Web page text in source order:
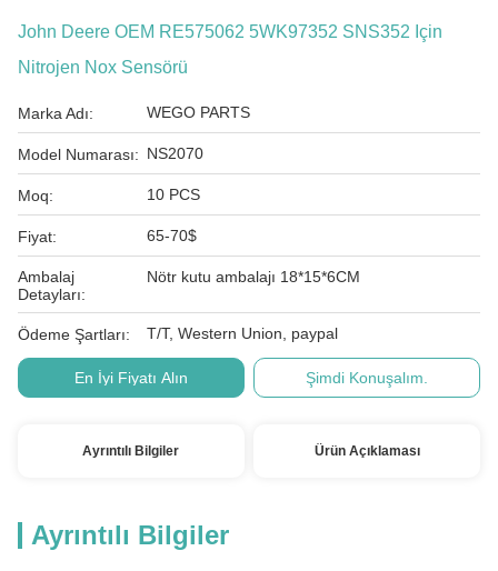
John Deere OEM RE575062 5WK97352 SNS352 Için
Nitrojen Nox Sensörü
Marka Adı: WEGO PARTS
Model Numarası: NS2070
Moq: 10 PCS
Fiyat: 65-70$
Ambalaj
Detayları:
Nötr kutu ambalajı 18*15*6CM
Ödeme Şartları: T/T, Western Union, paypal
En İyi Fiyatı Alın Şimdi Konuşalım.
Ayrıntılı Bilgiler Ürün Açıklaması
Ayrıntılı Bilgiler